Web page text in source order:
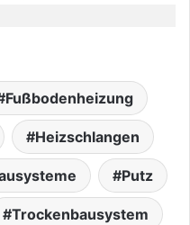
Fußbodenheizung
Heizschlangen
Putz
Trockenbausystem